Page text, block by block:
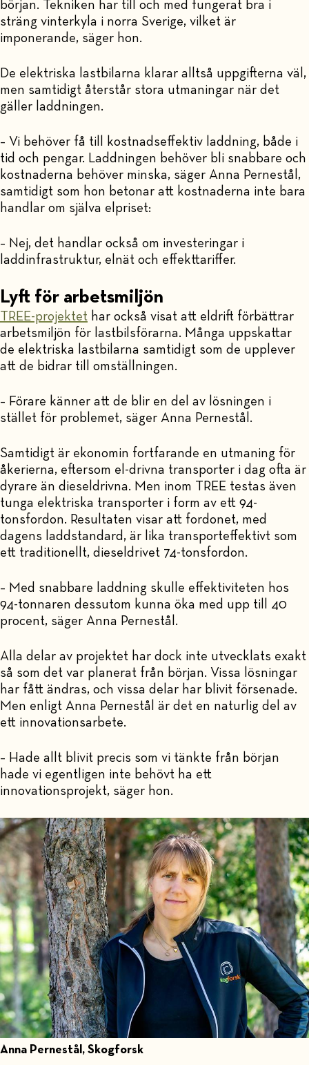
början. Tekniken har till och med fungerat bra i
sträng vinterkyla i norra Sverige, vilket är
imponerande, säger hon.
De elektriska lastbilarna klarar alltså uppgifterna väl,
men samtidigt återstår stora utmaningar när det
gäller laddningen.
– Vi behöver få till kostnadseffektiv laddning, både i
tid och pengar. Laddningen behöver bli snabbare och
kostnaderna behöver minska, säger Anna Pernestål,
samtidigt som hon betonar att kostnaderna inte bara
handlar om själva elpriset:
– Nej, det handlar också om investeringar i
laddinfrastruktur, elnät och effekttariffer.
Lyft för arbetsmiljön
TREE-projektet har också visat att eldrift förbättrar
arbetsmiljön för lastbilsförarna. Många uppskattar
de elektriska lastbilarna samtidigt som de upplever
att de bidrar till omställningen.
– Förare känner att de blir en del av lösningen i
stället för problemet, säger Anna Pernestål.
Samtidigt är ekonomin fortfarande en utmaning för
åkerierna, eftersom el-drivna transporter i dag ofta är
dyrare än dieseldrivna. Men inom TREE testas även
tunga elektriska transporter i form av ett 94-
tonsfordon. Resultaten visar att fordonet, med
dagens laddstandard, är lika transporteffektivt som
ett traditionellt, dieseldrivet 74-tonsfordon.
– Med snabbare laddning skulle effektiviteten hos
94-tonnaren dessutom kunna öka med upp till 40
procent, säger Anna Pernestål.
Alla delar av projektet har dock inte utvecklats exakt
så som det var planerat från början. Vissa lösningar
har fått ändras, och vissa delar har blivit försenade.
Men enligt Anna Pernestål är det en naturlig del av
ett innovationsarbete.
– Hade allt blivit precis som vi tänkte från början
hade vi egentligen inte behövt ha ett
innovationsprojekt, säger hon.
Anna Pernestål, Skogforsk